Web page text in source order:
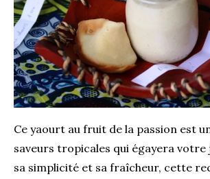
Ce yaourt au fruit de la passion est
saveurs tropicales qui égayera votre
sa simplicité et sa fraîcheur, cette